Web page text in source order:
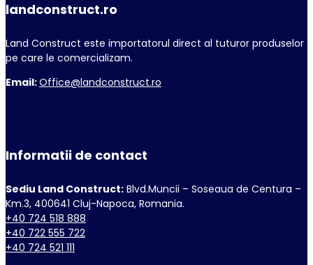
landconstruct.ro
Land Construct este importatorul direct al tuturor produselor
pe care le comercializam.
Email:Office@landconstruct.ro
Informatii de contact
Sediu Land Construct: Blvd.Muncii – Soseaua de Centura –
Km.3, 400641 Cluj-Napoca, Romania.
+40 724 518 888
+40 722 555 722
+40 724 521 111